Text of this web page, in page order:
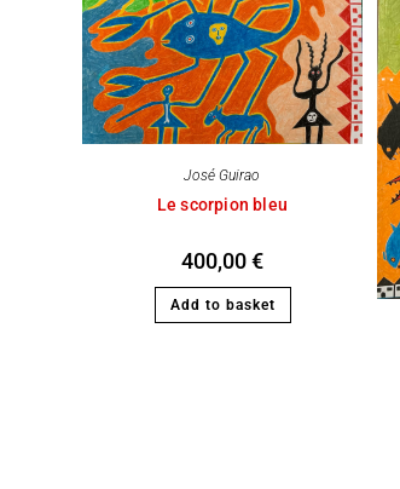
José Guirao
Le scorpion bleu
400,00€
Add to basket